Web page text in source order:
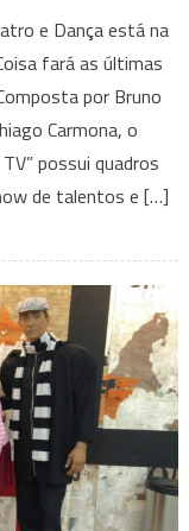
e Dança está na
fará as últimas
por Bruno
Carmona, o
possui quadros
de talentos e […]